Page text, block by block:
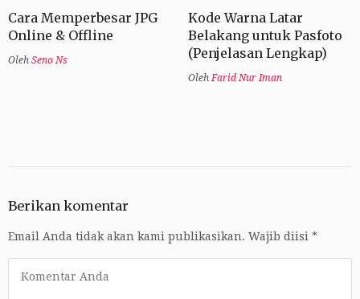
Cara Memperbesar JPG
Online & Offline
Oleh Seno Ns
Kode Warna Latar
Belakang untuk Pasfoto
(Penjelasan Lengkap)
OlehFarid Nur Iman
Berikan komentar
Email Anda tidak akan kami publikasikan. Wajib diisi *